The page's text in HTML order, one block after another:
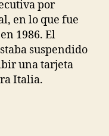
por
en lo que fue
1986. El
suspendido
una tarjeta
Italia.